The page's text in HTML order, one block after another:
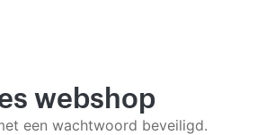
webshop
een wachtwoord beveiligd.